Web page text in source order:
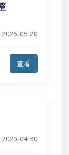
2025-05-20
查看
2025-04-30